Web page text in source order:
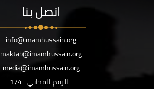
اتصل بنا
info@imamhussain.org
maktab@imamhussain.org
media@imamhussain.org
الرقم المجاني 174